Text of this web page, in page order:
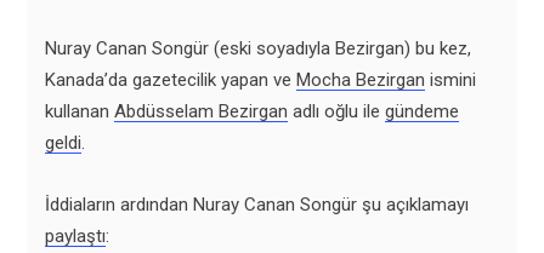
Nuray Canan Songür (eski soyadıyla Bezirgan) bu kez,
Kanada’da gazetecilik yapan ve Mocha Bezirgan ismini
kullanan Abdüsselam Bezirgan adlı oğlu ile gündeme
geldi.
İddiaların ardından Nuray Canan Songür şu açıklamayı
paylaştı: